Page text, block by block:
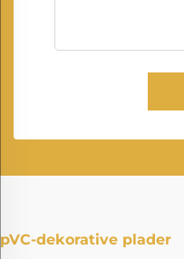
pVC-dekorative plader